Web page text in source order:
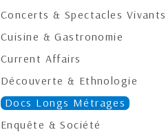
Concerts & Spectacles Vivants
Cuisine & Gastronomie
Current Affairs
Découverte & Ethnologie
Docs Longs Métrages
Enquête & Société